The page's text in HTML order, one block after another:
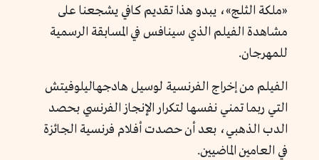
«ملكة الثلج»، يبدو هذا تقديم كافي يشجعنا على
مشاهدة الفيلم الذي سينافس في المسابقة الرسمية
للمهرجان.
الفيلم من إخراج الفرنسية لوسيل هادجهاليلوفيتش
التي ربما تمني نفسها لتكرار الإنجاز الفرنسي بحصد
الدب الذهبي، بعد أن حصدت أفلام فرنسية الجائزة
في العامين الماضيين.